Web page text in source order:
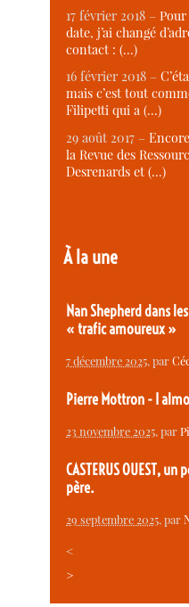
17 février 2018 –
date, j’ai changé
contact : (…)
16 février 2018 –
mais c’est tout
Filipetti qui a (…)
29 août 2017 –
la Revue des
Desrenards et (…)
À la une
Nan Shepherd dans
« trafic amoureux »
7 décembre 2025, par
Pierre Mottron - I
23 novembre 2025, par
CASTERUS OUEST,
père.
29 septembre 2025, par
<
>